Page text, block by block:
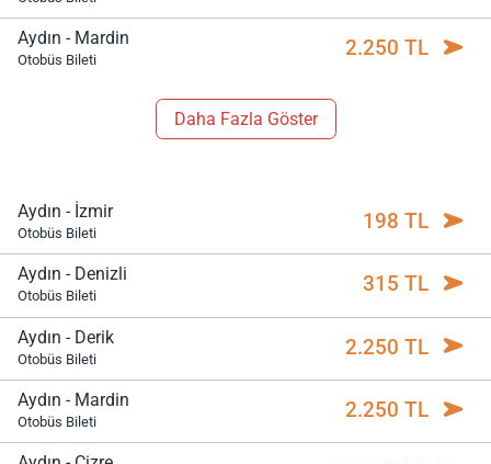
Aydın - Mardin
Otobüs Bileti 2.250 TL
Daha Fazla Göster
Aydın - İzmir
Otobüs Bileti 198 TL
Aydın - Denizli
Otobüs Bileti 315 TL
Aydın - Derik
Otobüs Bileti 2.250 TL
Aydın - Mardin
Otobüs Bileti 2.250 TL